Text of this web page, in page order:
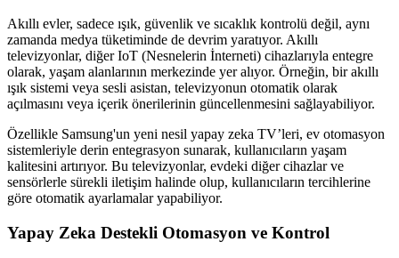
Akıllı evler, sadece ışık, güvenlik ve sıcaklık kontrolü değil, aynı
zamanda medya tüketiminde de devrim yaratıyor. Akıllı
televizyonlar, diğer IoT (Nesnelerin İnterneti) cihazlarıyla entegre
olarak, yaşam alanlarının merkezinde yer alıyor. Örneğin, bir akıllı
ışık sistemi veya sesli asistan, televizyonun otomatik olarak
açılmasını veya içerik önerilerinin güncellenmesini sağlayabiliyor.
Özellikle Samsung'un yeni nesil yapay zeka TV’leri, ev otomasyon
sistemleriyle derin entegrasyon sunarak, kullanıcıların yaşam
kalitesini artırıyor. Bu televizyonlar, evdeki diğer cihazlar ve
sensörlerle sürekli iletişim halinde olup, kullanıcıların tercihlerine
göre otomatik ayarlamalar yapabiliyor.
Yapay Zeka Destekli Otomasyon ve Kontrol